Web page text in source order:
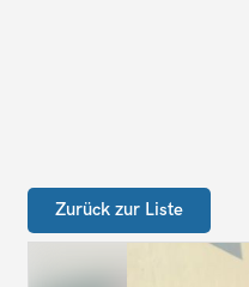
Zurück zur Liste